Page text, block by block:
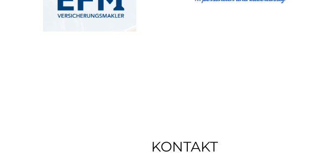
KONTAKT